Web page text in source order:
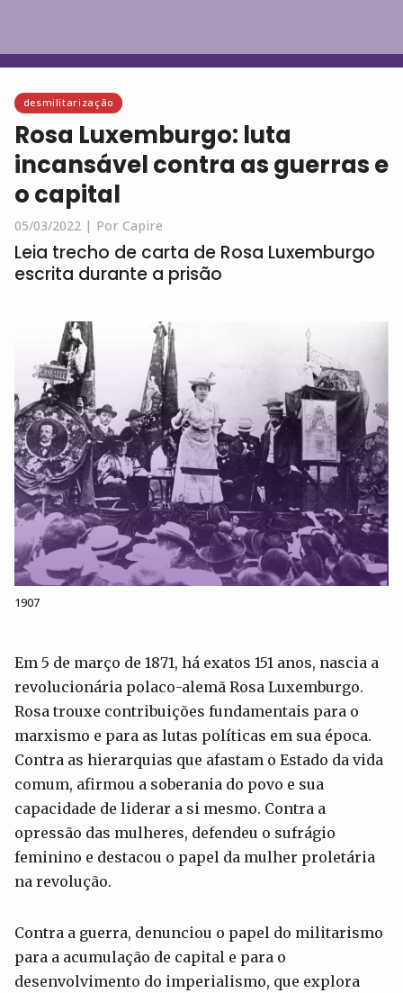
desmilitarização
Rosa Luxemburgo: luta
incansável contra as guerras e
o capital
05/03/2022 | Por Capire
Leia trecho de carta de Rosa Luxemburgo
escrita durante a prisão
1907
Em 5 de março de 1871, há exatos 151 anos, nascia a
revolucionária polaco-alemã Rosa Luxemburgo.
Rosa trouxe contribuições fundamentais para o
marxismo e para as lutas políticas em sua época.
Contra as hierarquias que afastam o Estado da vida
comum, afirmou a soberania do povo e sua
capacidade de liderar a si mesmo. Contra a
opressão das mulheres, defendeu o sufrágio
feminino e destacou o papel da mulher proletária
na revolução.
Contra a guerra, denunciou o papel do militarismo
para a acumulação de capital e para o
desenvolvimento do imperialismo, que explora